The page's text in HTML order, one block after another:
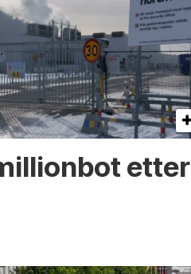
etter